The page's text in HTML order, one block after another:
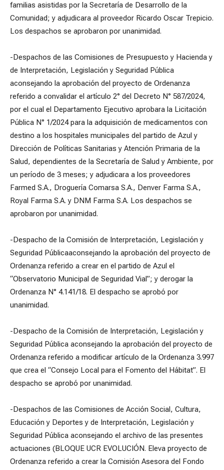
familias asistidas por la Secretaría de Desarrollo de la
Comunidad; y adjudicara al proveedor Ricardo Oscar Trepicio.
Los despachos se aprobaron por unanimidad.
-Despachos de las Comisiones de Presupuesto y Hacienda y
de Interpretación, Legislación y Seguridad Pública
aconsejando la aprobación del proyecto de Ordenanza
referido a convalidar el artículo 2° del Decreto N° 587/2024,
por el cual el Departamento Ejecutivo aprobara la Licitación
Pública N° 1/2024 para la adquisición de medicamentos con
destino a los hospitales municipales del partido de Azul y
Dirección de Políticas Sanitarias y Atención Primaria de la
Salud, dependientes de la Secretaría de Salud y Ambiente, por
un período de 3 meses; y adjudicara a los proveedores
Farmed S.A., Droguería Comarsa S.A., Denver Farma S.A.,
Royal Farma S.A. y DNM Farma S.A. Los despachos se
aprobaron por unanimidad.
-Despacho de la Comisión de Interpretación, Legislación y
Seguridad Públicaaconsejando la aprobación del proyecto de
Ordenanza referido a crear en el partido de Azul el
“Observatorio Municipal de Seguridad Vial”; y derogar la
Ordenanza N° 4.141/18. El despacho se aprobó por
unanimidad.
-Despacho de la Comisión de Interpretación, Legislación y
Seguridad Pública aconsejando la aprobación del proyecto de
Ordenanza referido a modificar artículo de la Ordenanza 3.997
que crea el “Consejo Local para el Fomento del Hábitat”. El
despacho se aprobó por unanimidad.
-Despachos de las Comisiones de Acción Social, Cultura,
Educación y Deportes y de Interpretación, Legislación y
Seguridad Pública aconsejando el archivo de las presentes
actuaciones (BLOQUE UCR EVOLUCIÓN. Eleva proyecto de
Ordenanza referido a crear la Comisión Asesora del Fondo